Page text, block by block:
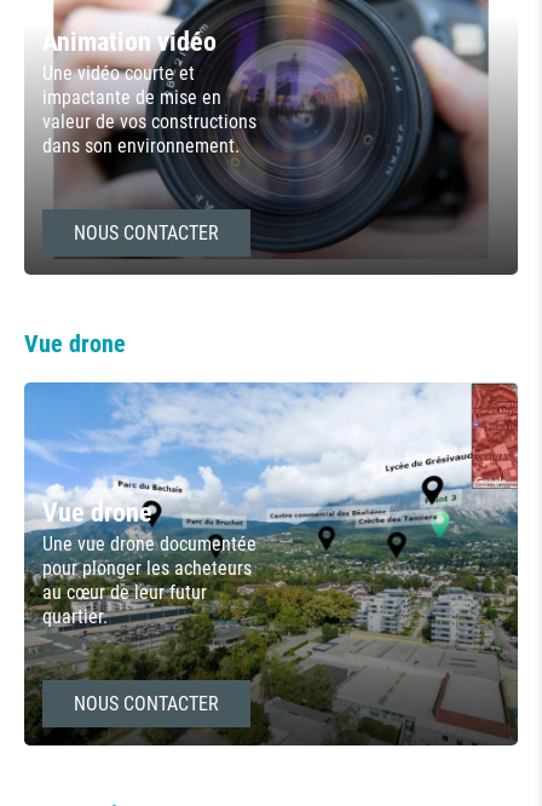
Animation vidéo
Une vidéo courte et
impactante de mise en
valeur de vos constructions
dans son environnement.
NOUS CONTACTER
Vue drone
Vue drone
Une vue drone documentée
pour plonger les acheteurs
au cœur de leur futur
quartier.
NOUS CONTACTER